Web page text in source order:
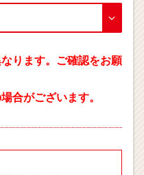
ります。ご確認をお願
合がございます。